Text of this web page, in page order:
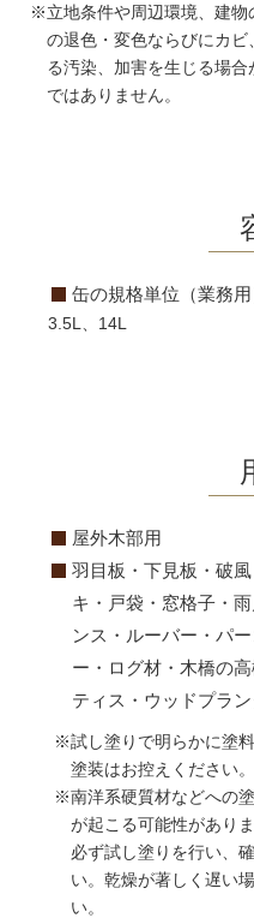
※立地条件や周辺環境、建物
の退色・変色ならびにカ
る汚染、加害を生じる場
ではありません。
缶の規格単位（業務用
3.5L、14L
屋外木部用
羽目板・下見板・破
キ・戸袋・窓格子・
ンス・ルーバー・パ
ー・ログ材・木橋の
ティス・ウッドプラ
※試し塗りで明らかに塗
塗装はお控えください。
※南洋系硬質材などへの
が起こる可能性があり
必ず試し塗りを行い、
い。乾燥が著しく遅い
い。